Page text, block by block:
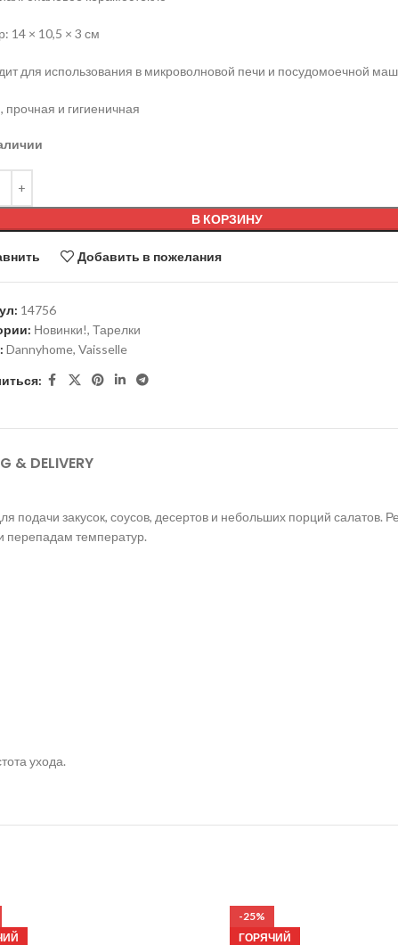
14 × 10,5 × 3 см
для использования в микроволновой печи и посудомоечной
прочная и гигиеничная
В КОРЗИНУ
Добавить в пожелания
14756
Новинки!, Тарелки
Dannyhome, Vaisselle
& DELIVERY
подачи закусок, соусов, десертов и небольших порций салатов.
перепадам температур.
ухода.
-25%
ГОРЯЧИЙ